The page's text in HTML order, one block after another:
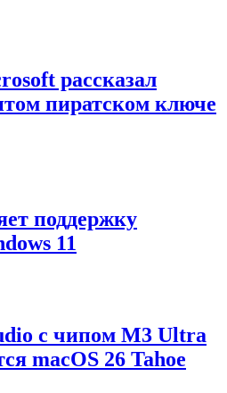
рассказал
пиратском ключе
поддержку
11
с чипом M3 Ultra
macOS 26 Tahoe